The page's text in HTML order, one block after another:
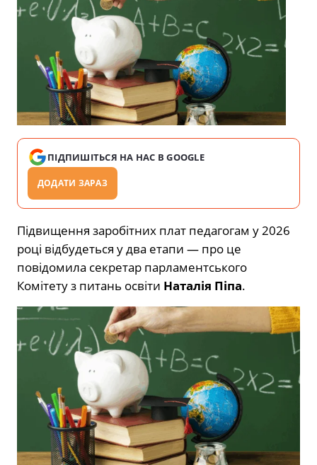
ПІДПИШІТЬСЯ НА НАС В GOOGLE
ДОДАТИ ЗАРАЗ
Підвищення заробітних плат педагогам у 2026
році відбудеться у два етапи — про це
повідомила секретар парламентського
Комітету з питань освіти Наталія Піпа.